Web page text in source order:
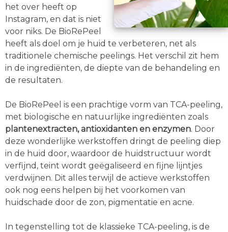
het over heeft op
Instagram, en dat is niet
voor niks. De BioRePeel
heeft als doel om je huid te verbeteren, net als
traditionele chemische peelings. Het verschil zit hem
in de ingrediënten, de diepte van de behandeling en
de resultaten.
De BioRePeel is een prachtige vorm van TCA-peeling,
met biologische en natuurlijke ingrediënten zoals
plantenextracten, antioxidanten en enzymen. Door
deze wonderlijke werkstoffen dringt de peeling diep
in de huid door, waardoor de huidstructuur wordt
verfijnd, teint wordt geëgaliseerd en fijne lijntjes
verdwijnen. Dit alles terwijl de actieve werkstoffen
ook nog eens helpen bij het voorkomen van
huidschade door de zon, pigmentatie en acne.
In tegenstelling tot de klassieke TCA-peeling, is de